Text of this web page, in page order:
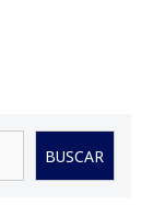
BUSCAR